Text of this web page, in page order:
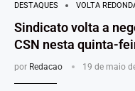
DESTAQUES VOLTA
Sindicato volta a
CSN nesta quinta-
por Redacao 19 de maio